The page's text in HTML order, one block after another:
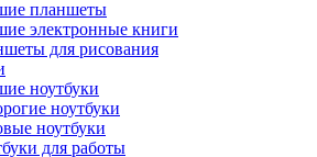
планшеты
электронные книги
для рисования
ноутбуки
ноутбуки
ноутбуки
для работы